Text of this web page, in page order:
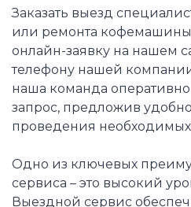
Заказать выезд
или ремонта кофемашины
онлайн-заявку на нашем
телефону нашей
наша команда оперативно
запрос, предложив
проведения необходимых
Одно из ключевых
сервиса – это высокий
Выездной сервис